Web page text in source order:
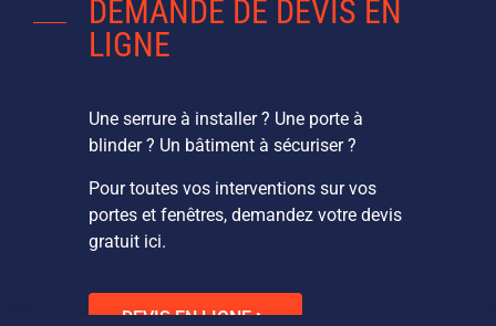
DEMANDE DE DEVIS EN
LIGNE
Une serrure à installer ? Une porte à
blinder ? Un bâtiment à sécuriser ?
Pour toutes vos interventions sur vos
portes et fenêtres, demandez votre devis
gratuit ici.
DEVIS EN LIGNE